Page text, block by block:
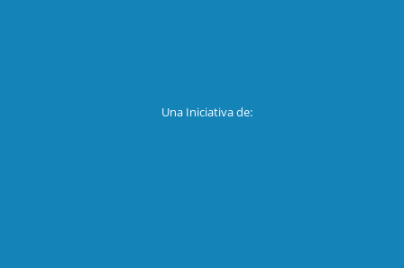
Una Iniciativa de: